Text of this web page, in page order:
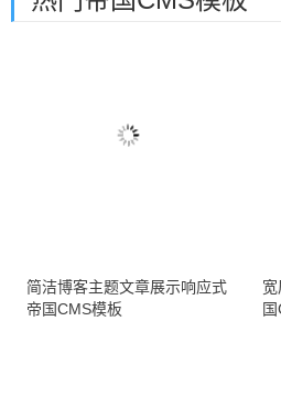
简洁博客主题文章展示响应式
帝国CMS模板